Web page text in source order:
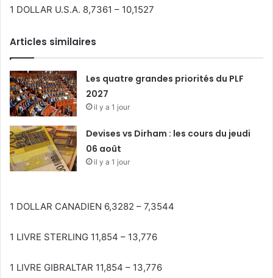
1 DOLLAR U.S.A. 8,7361 – 10,1527
Articles similaires
Les quatre grandes priorités du PLF
2027
il y a 1 jour
Devises vs Dirham : les cours du jeudi
06 août
il y a 1 jour
1 DOLLAR CANADIEN 6,3282 – 7,3544
1 LIVRE STERLING 11,854 – 13,776
1 LIVRE GIBRALTAR 11,854 – 13,776